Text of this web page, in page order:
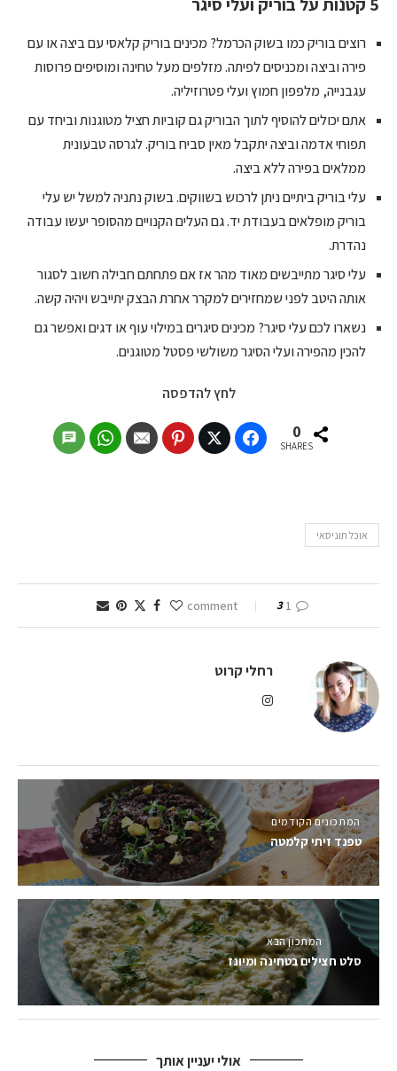
רוצים בוריק כמו בשוק הכרמל? מכינים בוריק קלאסי עם ביצה או עם
פירה וביצה ומכניסים לפיתה. מזלפים מעל טחינה ומוסיפים פרוסות
עגבנייה, מלפפון חמוץ ועלי פטרוזיליה.
אתם יכולים להוסיף לתוך הבוריק גם קוביות חציל מטוגנות וביחד עם
תפוחי אדמה וביצה יתקבל מאין סביח בוריק. לגרסה טבעונית
ממלאים בפירה ללא ביצה.
עלי בוריק ביתיים ניתן לרכוש בשווקים. בשוק נתניה למשל יש עלי
בוריק מופלאים בעבודת יד. גם העלים הקנויים מהסופר יעשו עבודה
נהדרת.
עלי סיגר מתייבשים מאוד מהר אז אם פתחתם חבילה חשוב לסגור
אותה היטב לפני שמחזירים למקרר אחרת הבצק יתייבש ויהיה קשה.
נשארו לכם עלי סיגר? מכינים סיגרים במילוי עוף או דגים ואפשר גם
להכין מהפירה ועלי הסיגר משולשי פסטל מטוגנים.
לחץ להדפסה
0
SHARES
אוכל תוניסאי
1 comment
3
רחלי קרוט
המתכונים הקודמים
טפנד זיתי קלמטה
המתכון הבא
סלט חצילים בטחינה ומיונז
אולי יעניין אותך